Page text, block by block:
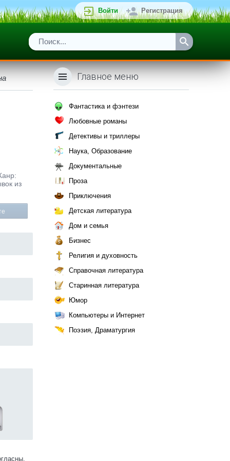
Войти Регистрация
из
Главное меню
Фантастика и фэнтези
Любовные романы
Детективы и триллеры
Наука, Образование
Документальные
Проза
Приключения
Детская литература
Дом и семья
Бизнес
Религия и духовность
Справочная литература
Старинная литература
Юмор
Компьютеры и Интернет
Поэзия, Драматургия